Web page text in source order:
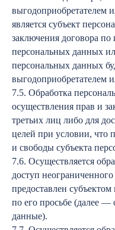
выгодоприобретателем
является субъект
заключения договора по
персональных данных
персональных данных
выгодоприобретателем
7.5. Обработка
осуществления прав и
третьих лиц либо для
целей при условии, что
и свободы субъекта
7.6. Осуществляется
доступ
предоставлен
по его просьбе (далее
данные).